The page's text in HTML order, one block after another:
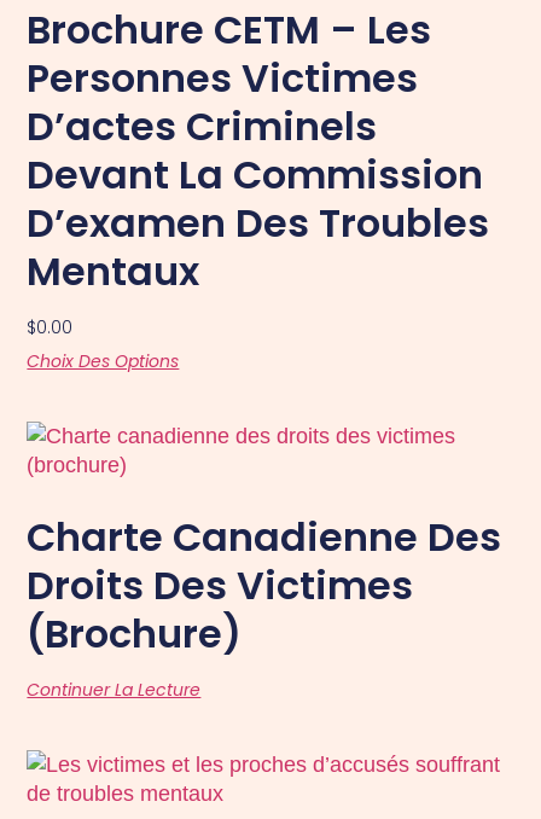
Brochure CETM – Les
Personnes Victimes
D’actes Criminels
Devant La Commission
D’examen Des Troubles
Mentaux
$0.00
Choix Des Options
Charte Canadienne Des
Droits Des Victimes
(brochure)
Continuer La Lecture